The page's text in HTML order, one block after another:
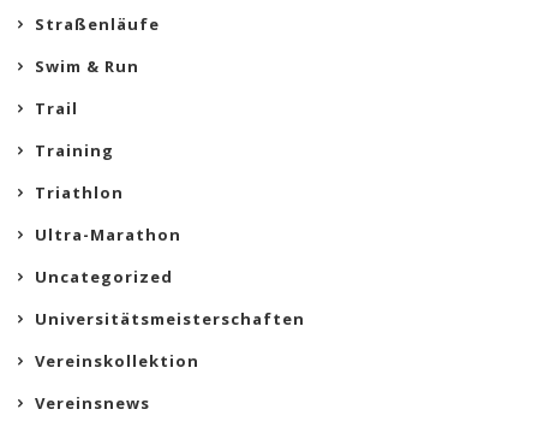
Straßenläufe
Swim & Run
Trail
Training
Triathlon
Ultra-Marathon
Uncategorized
Universitätsmeisterschaften
Vereinskollektion
Vereinsnews